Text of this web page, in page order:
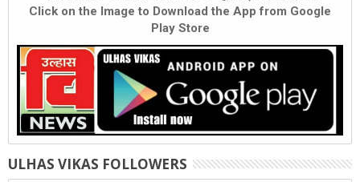
Click on the Image to Download the App from Google
Play Store
ULHAS VIKAS FOLLOWERS